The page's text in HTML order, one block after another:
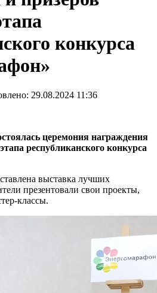
конкурса
29.08.2024 11:36
церемония награждения
республиканского конкурса
выставка лучших
презентовали свои проекты,
классы.